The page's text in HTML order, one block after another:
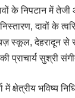
के निपटान में
दावों के
स्कूल, देहरादून से
की प्राचार्य सुश्री
में क्षेत्रीय भविष्य